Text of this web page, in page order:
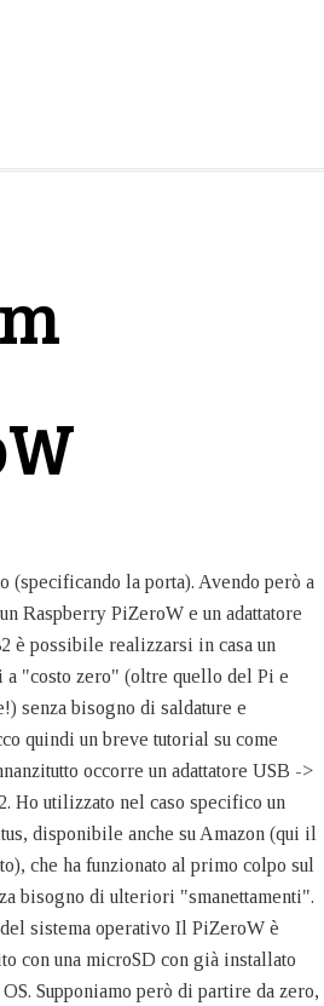
(specificando la porta). Avendo però a
Raspberry PiZeroW e un adattatore
è possibile realizzarsi in casa un
a "costo zero" (oltre quello del Pi e
senza bisogno di saldature e
quindi un breve tutorial su come
occorre un adattatore USB ->
Ho utilizzato nel caso specifico un
disponibile anche su Amazon (qui il
che ha funzionato al primo colpo sul
bisogno di ulteriori "smanettamenti".
sistema operativo Il PiZeroW è
con una microSD con già installato
Supponiamo però di partire da zero,